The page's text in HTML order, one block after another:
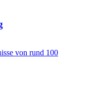
von rund 100